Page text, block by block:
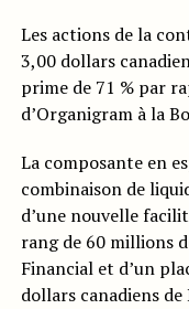
Les actions de la
3,00 dollars
prime de 71 % par
d’Organigram à la
La composante en
combinaison de
d’une nouvelle
rang de 60 millions
Financial et d’un
dollars canadiens de